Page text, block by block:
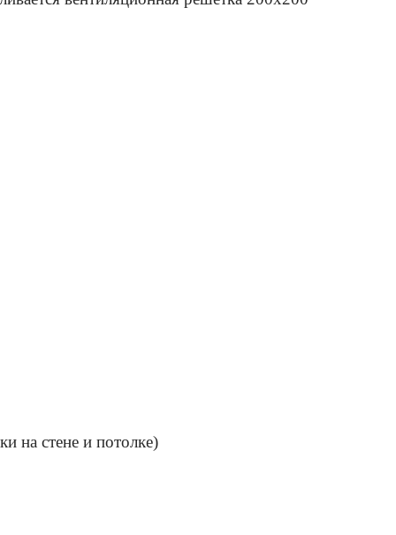
на стене и потолке)